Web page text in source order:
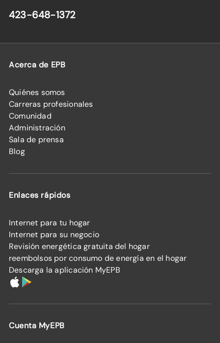
423-648-1372
Acerca de EPB
Quiénes somos
Carreras profesionales
Comunidad
Administración
Sala de prensa
Blog
Enlaces rápidos
Internet para tu hogar
Internet para su negocio
Revisión energética gratuita del hogar
reembolsos por consumo de energía en el hogar
Descarga la aplicación MyEPB
Cuenta MyEPB